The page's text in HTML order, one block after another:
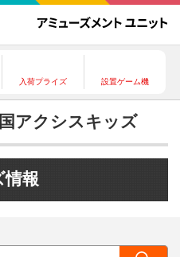
入荷プライズ 設置ゲーム機
アクシスキッズ
情報